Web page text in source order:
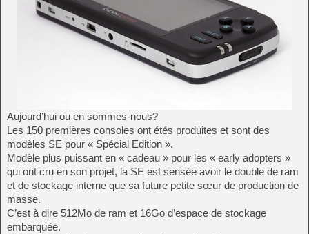
Aujourd’hui ou en sommes-nous?
Les 150 premières consoles ont étés produites et sont des
modèles SE pour « Spécial Edition ».
Modèle plus puissant en « cadeau » pour les « early adopters »
qui ont cru en son projet, la SE est sensée avoir le double de ram
et de stockage interne que sa future petite sœur de production de
masse.
C’est à dire 512Mo de ram et 16Go d’espace de stockage
embarquée.